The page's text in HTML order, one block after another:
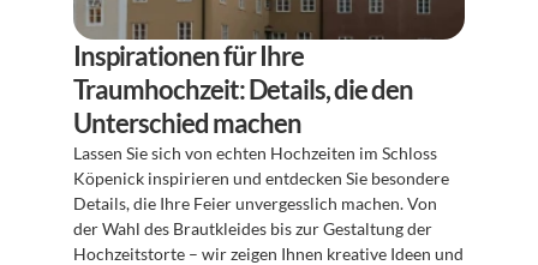
Inspirationen für Ihre
Traumhochzeit: Details, die den
Unterschied machen
Lassen Sie sich von echten Hochzeiten im Schloss
Köpenick inspirieren und entdecken Sie besondere
Details, die Ihre Feier unvergesslich machen. Von
der Wahl des Brautkleides bis zur Gestaltung der
Hochzeitstorte – wir zeigen Ihnen kreative Ideen und